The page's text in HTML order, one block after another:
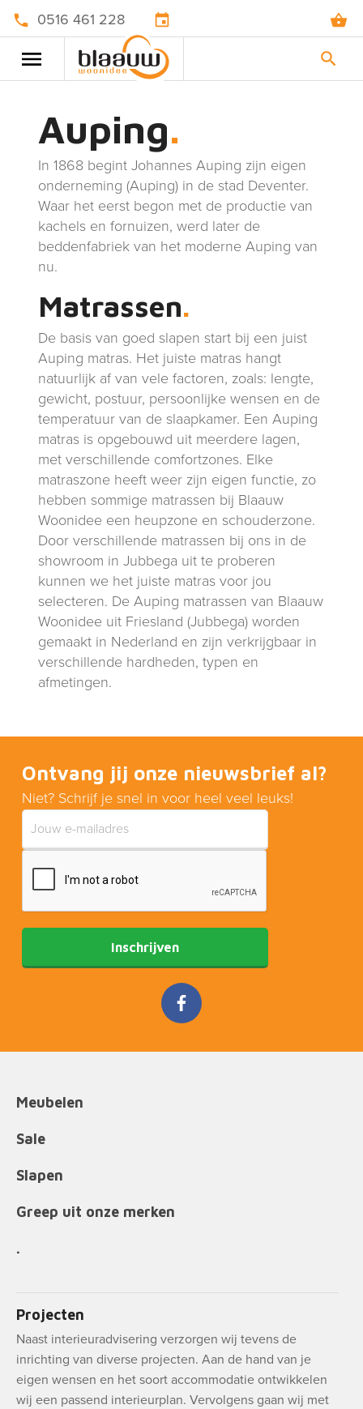
0516 461 228
Auping
In 1868 begint Johannes Auping zijn eigen
onderneming (Auping) in de stad Deventer.
Waar het eerst begon met de productie van
kachels en fornuizen, werd later de
beddenfabriek van het moderne Auping van
nu.
Matrassen
De basis van goed slapen start bij een juist
Auping matras. Het juiste matras hangt
natuurlijk af van vele factoren, zoals: lengte,
gewicht, postuur, persoonlijke wensen en de
temperatuur van de slaapkamer. Een Auping
matras is opgebouwd uit meerdere lagen,
met verschillende comfortzones. Elke
matraszone heeft weer zijn eigen functie, zo
hebben sommige matrassen bij Blaauw
Woonidee een heupzone en schouderzone.
Door verschillende matrassen bij ons in de
showroom in Jubbega uit te proberen
kunnen we het juiste matras voor jou
selecteren. De Auping matrassen van Blaauw
Woonidee uit Friesland (Jubbega) worden
gemaakt in Nederland en zijn verkrijgbaar in
verschillende hardheden, typen en
afmetingen.
Ontvang jij onze nieuwsbrief al?
Niet? Schrijf je snel in voor heel veel leuks!
Inschrijven
Meubelen
Sale
Slapen
Greep uit onze merken
.
Projecten
Naast interieuradvisering verzorgen wij tevens de
inrichting van diverse projecten. Aan de hand van je
eigen wensen en het soort accommodatie ontwikkelen
wij een passend interieurplan. Vervolgens gaan wij met